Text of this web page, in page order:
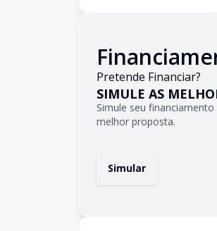
Pretende Financiar?
SIMULE AS
Simule seu
melhor proposta.
Simular